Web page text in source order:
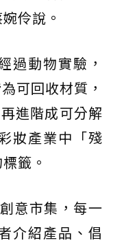
伶說。
過動物實驗，
可回收材質，
進階成可分解
妝產業中「殘
籤。
意市集，每一
介紹產品、倡